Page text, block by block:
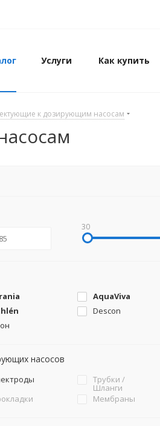
Услуги Как купить
к дозирующим насосам
30
AquaViva
Descon
насосов
Трубки /
Шланги
Мембраны